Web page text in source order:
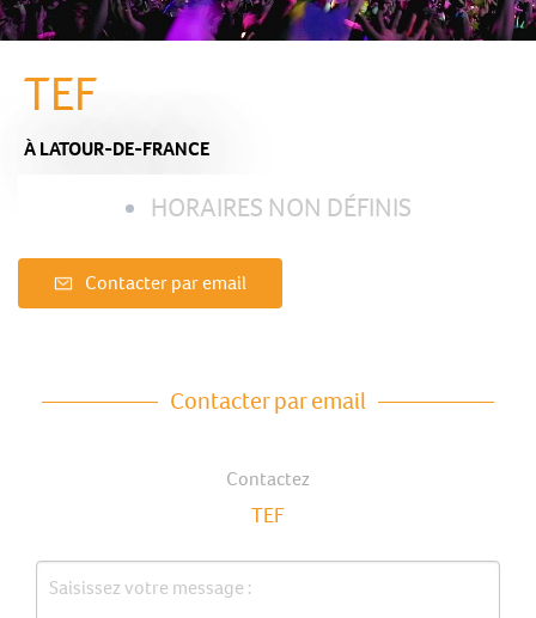
TEF
À LATOUR-DE-FRANCE
HORAIRES NON DÉFINIS
Contacter par email
Contacter par email
Contactez
TEF